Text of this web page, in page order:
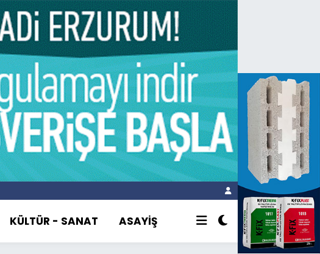
KÜLTÜR - SANAT ASAYİŞ